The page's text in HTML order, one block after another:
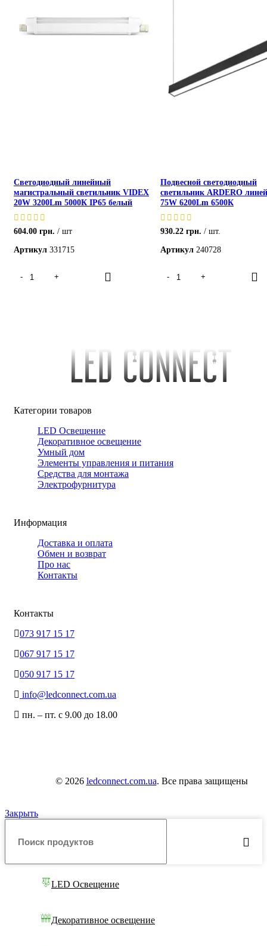
Светодиодный линейный
магистральный светильник VIDEX
20W 3200Lm 5000К IP65 белый
604.00 грн.
шт
Артикул 331715
Подвесной светодиодный
светильник ARDERO
75W 6200Lm 6500К
930.22 грн.
шт.
Артикул 240728
Категории товаров
LED Освещение
Декоративное освещение
Умный дом
Элементы управления и питания
Средства для монтажа
Электрофурнитура
Информация
Доставка и оплата
Обмен и возврат
Про нас
Контакты
Контакты
073 917 15 17
067 917 15 17
050 917 15 17
info@ledconnect.com.ua
пн. – пт. с 9.00 до 18.00
© 2026 ledconnect.com.ua. Все права защищены
Закрыть
LED Освещение
Декоративное освещение